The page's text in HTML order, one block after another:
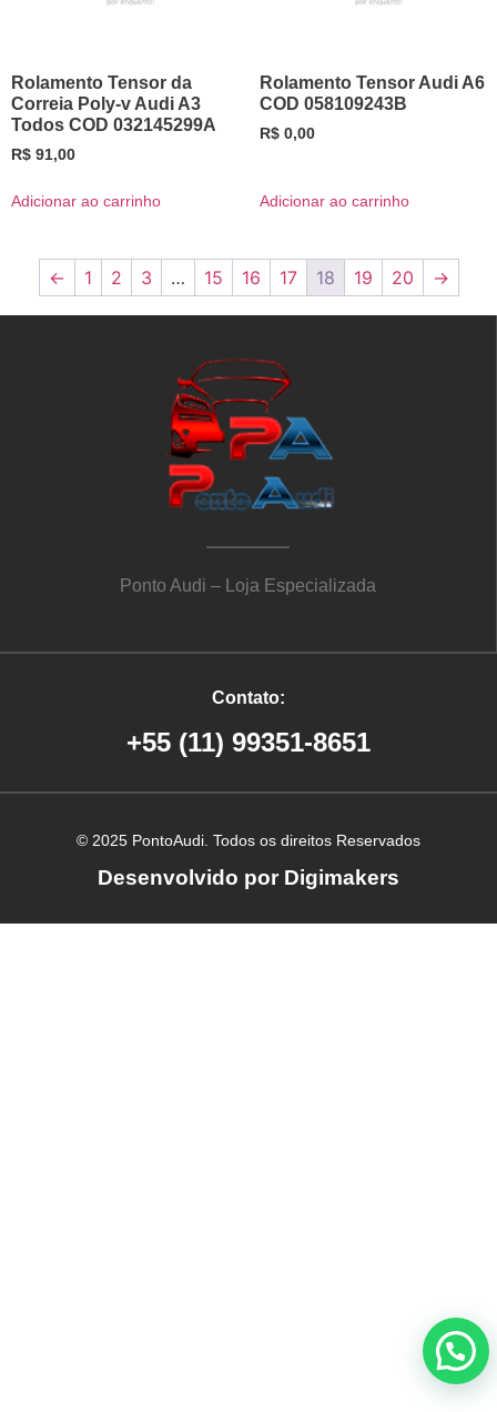
Rolamento Tensor da
Correia Poly-v Audi A3
Todos COD 032145299A
R$ 91,00
Adicionar ao carrinho
Rolamento Tensor Audi A6
COD 058109243B
R$ 0,00
Adicionar ao carrinho
← 1 2 3 … 15 16 17 18 19 20 →
Ponto Audi – Loja Especializada
Contato:
+55 (11) 99351-8651
© 2025 PontoAudi. Todos os direitos Reservados
Desenvolvido por Digimakers